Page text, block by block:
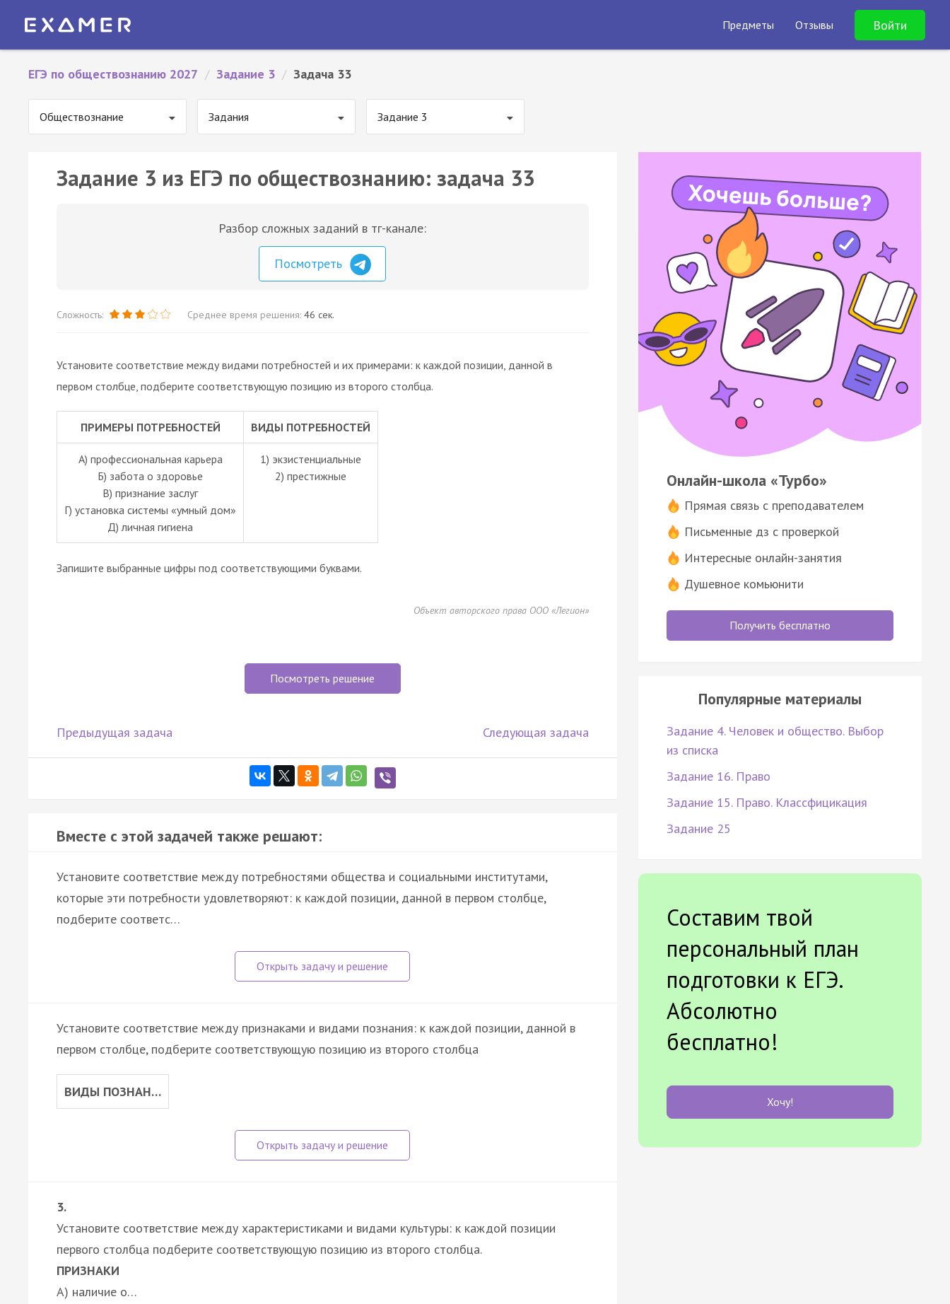
Предметы Отзывы Войти
ЕГЭ по обществознанию 2027 / Задание 3 / Задача 33
Обществознание Задания Задание 3
Задание 3 из ЕГЭ по обществознанию: задача 33
Разбор сложных заданий в тг-канале:
Посмотреть
Сложность: Среднее время решения: 46 сек.
Установите соответствие между видами потребностей и их примерами: к каждой позиции, данной в
первом столбце, подберите соответствующую позицию из второго столбца.
ПРИМЕРЫ ПОТРЕБНОСТЕЙ ВИДЫ ПОТРЕБНОСТЕЙ
А) профессиональная карьера
Б) забота о здоровье
B) признание заслуг
Г) установка системы «умный дом»
Д) личная гигиена
1) экзистенциальные
2) престижные
Запишите выбранные цифры под соответствующими буквами.
Объект авторского права ООО «Легион»
Посмотреть решение
Предыдущая задача Следующая задача
Вместе с этой задачей также решают:
Установите соответствие между потребностями общества и социальными институтами,
которые эти потребности удовлетворяют: к каждой позиции, данной в первом столбце,
подберите соответс…
Установите соответствие между признаками и видами познания: к каждой позиции, данной в
первом столбце, подберите соответствующую позицию из второго столбца
ВИДЫ ПОЗНАН…
3.
Установите соответствие между характеристиками и видами культуры: к каждой позиции
первого столбца подберите соответствующую позицию из второго столбца.
ПРИЗНАКИ
А) наличие о…
Онлайн-школа «Турбо»
Прямая связь с преподавателем
Письменные дз с проверкой
Интересные онлайн-занятия
Душевное комьюнити
Получить бесплатно
Популярные материалы
Задание 4. Человек и общество. Выбор
из списка
Задание 16. Право
Задание 15. Право. Классфицикация
Задание 25
Составим твой
персональный план
подготовки к ЕГЭ.
Абсолютно
бесплатно!
Хочу!